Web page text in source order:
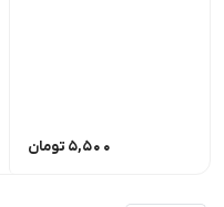
5,500 تومان